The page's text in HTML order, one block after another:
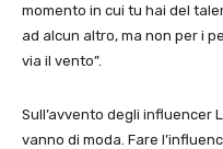
momento in cui tu hai del
ad alcun altro, ma non per i
via il vento”.
Sull’avvento degli influencer
vanno di moda. Fare